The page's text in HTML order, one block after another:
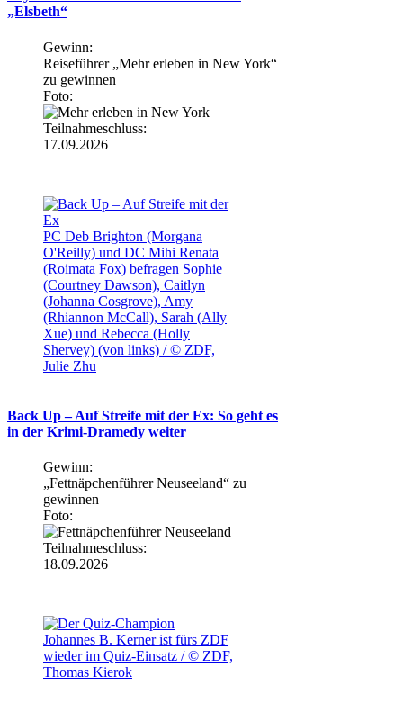
„Elsbeth“
Gewinn:
Reiseführer „Mehr erleben in New York“
zu gewinnen
Foto:
Teilnahmeschluss:
17.09.2026
PC Deb Brighton (Morgana
O'Reilly) und DC Mihi Renata
(Roimata Fox) befragen Sophie
(Courtney Dawson), Caitlyn
(Johanna Cosgrove), Amy
(Rhiannon McCall), Sarah (Ally
Xue) und Rebecca (Holly
Shervey) (von links) / © ZDF,
Julie Zhu
Back Up – Auf Streife mit der Ex: So geht es
in der Krimi-Dramedy weiter
Gewinn:
„Fettnäpchenführer Neuseeland“ zu
gewinnen
Foto:
Teilnahmeschluss:
18.09.2026
Johannes B. Kerner ist fürs ZDF
wieder im Quiz-Einsatz / © ZDF,
Thomas Kierok